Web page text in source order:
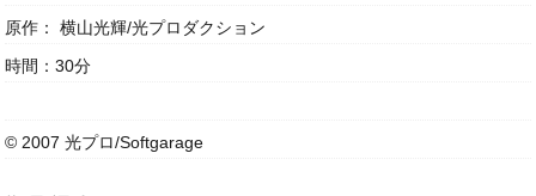
原作： 横山光輝/光プロダクション
時間：30分
© 2007 光プロ/Softgarage